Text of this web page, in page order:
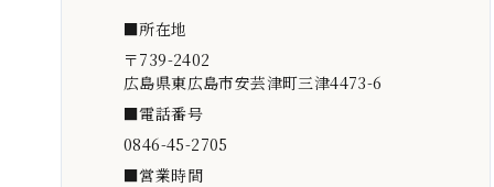
■所在地
〒739-2402
広島県東広島市安芸津町三津4473-6
■電話番号
0846-45-2705
■営業時間